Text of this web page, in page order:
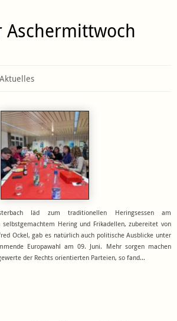
Aschermittwoch
Aktuelles
läd zum traditionellen Heringsessen am
Hering und Frikadellen, zubereitet von
Ockel, gab es natürlich auch politische Ausblicke unter
Europawahl am 09. Juni. Mehr sorgen machen
der Rechts orientierten Parteien, so fand…